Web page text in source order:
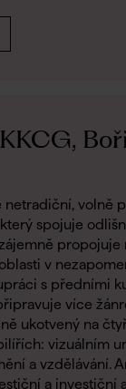
netradiční, volně
spojuje
propojuje
v
s předními
více
ukotvený na
vizuálním
a vzdělávání.
a investiční